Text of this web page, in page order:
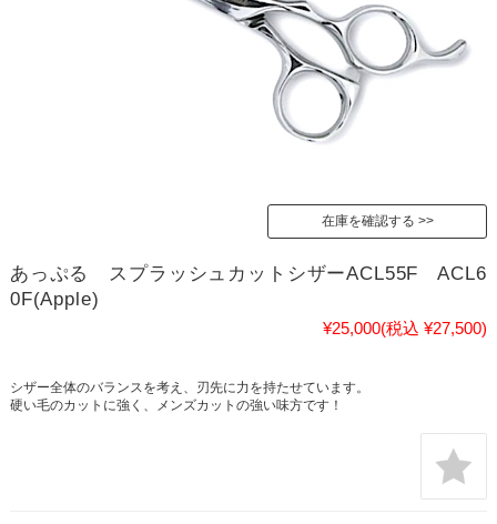
在庫を確認する
あっぷる スプラッシュカットシザーACL55F ACL6
0F(Apple)
¥25,000(税込 ¥27,500)
シザー全体のバランスを考え、刃先に力を持たせています。
硬い毛のカットに強く、メンズカットの強い味方です！